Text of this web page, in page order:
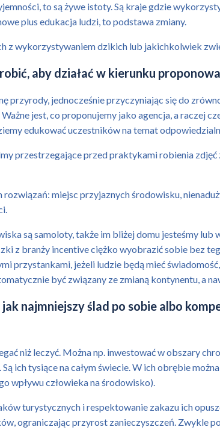
to są żywe istoty. Są kraje gdzie
plus edukacja ludzi, to podstawa zmiany.
z wykorzystywaniem dzikich lub jakichkolwiek
aby działać w kierunku
przyrody, jednocześnie przyczyniając się do
jest, co proponujemy jako agencja, a raczej
edukować uczestników na temat
przestrzegające przed praktykami robienia
miejsc przyjaznych środowisku,
są samoloty, także im bliżej domu jesteśmy
z branży incentive ciężko wyobrazić sobie bez
przystankami, jeżeli ludzie będą mieć
być związany ze zmianą kontynentu, a
najmniejszy ślad po sobie albo
niż leczyć. Można np. inwestować w obszary
ich tysiące na całym świecie. W ich obrębie
wpływu człowieka na środowisko).
turystycznych i respektowanie zakazu ich
ograniczając przyrost zanieczyszczeń. Zwykle